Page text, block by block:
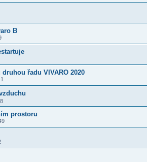
B
řadu VIVARO 2020
prostoru